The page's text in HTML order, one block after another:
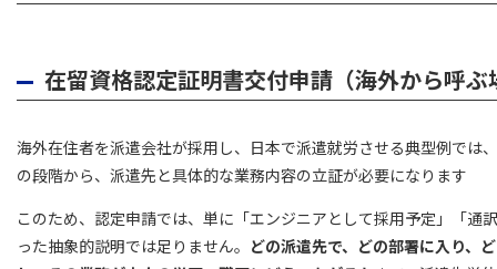
在留資格認定証明書交付申請（海外から呼ぶ
海外在住者を派遣会社が採用し、日本で派遣就労させる典型例では
の段階から、派遣先と具体的な業務内容の立証が必要になります
このため、認定申請では、単に「エンジニアとして採用予定」「通
った抽象的説明では足りません。 どの派遣先で、どの部署に入り、